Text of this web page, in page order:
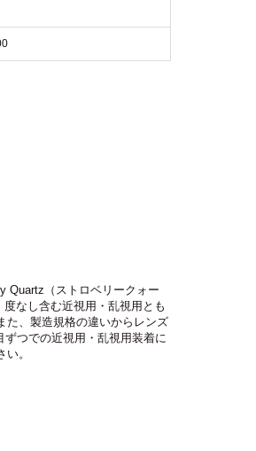
Quartz（ストロベリークォー
なし含む近視用・乱視用とも
た、製造規格の違いからレンズ
つでの近視用・乱視用装着に
。